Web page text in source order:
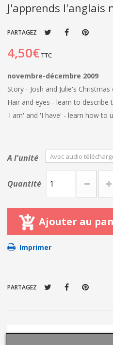
J'apprends l'anglais
PARTAGEZ
4,50€TTC
novembre-décembre 2009
Story - Josh and Julie's Christmas
Hair and eyes - learn to describe
'I am' and 'I have' - learn how to
A l'unité
Quantité
Ajouter au
Imprimer
PARTAGEZ